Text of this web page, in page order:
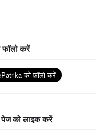
फॉलो करें
को लाइक करें